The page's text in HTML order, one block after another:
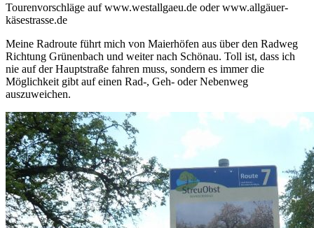
Tourenvorschläge auf www.westallgaeu.de oder www.allgäuer-
käsestrasse.de
Meine Radroute führt mich von Maierhöfen aus über den Radweg
Richtung Grünenbach und weiter nach Schönau. Toll ist, dass ich
nie auf der Hauptstraße fahren muss, sondern es immer die
Möglichkeit gibt auf einen Rad-, Geh- oder Nebenweg
auszuweichen.